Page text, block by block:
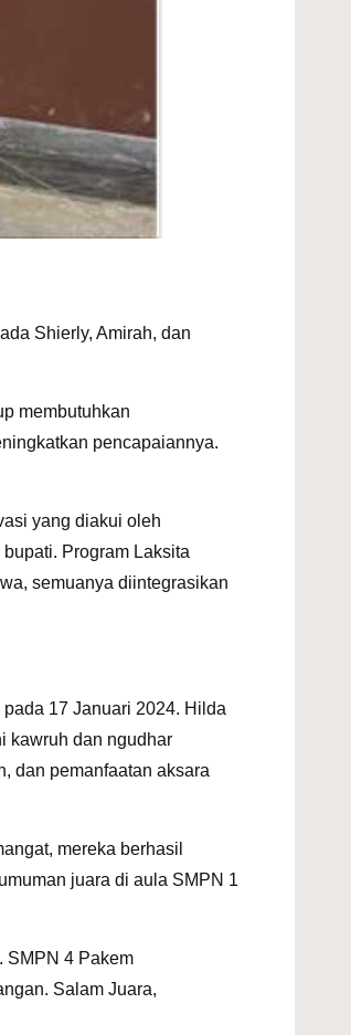
Shierly, Amirah, dan
membutuhkan
pencapaiannya.
yang diakui oleh
Program Laksita
semuanya diintegrasikan
pada 17 Januari 2024. Hilda
kawruh dan ngudhar
dan pemanfaatan aksara
mereka berhasil
juara di aula SMPN 1
SMPN 4 Pakem
Salam Juara,